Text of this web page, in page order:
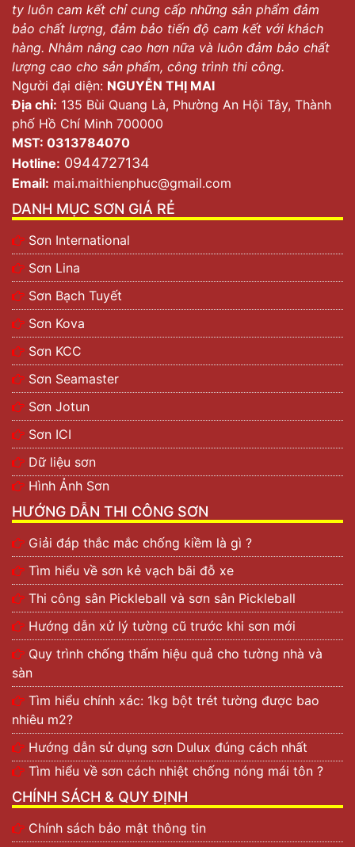
ty luôn cam kết chỉ cung cấp những sản phẩm đảm
bảo chất lượng, đảm bảo tiến độ cam kết với khách
hàng. Nhằm nâng cao hơn nữa và luôn đảm bảo chất
lượng cao cho sản phẩm, công trình thi công.
Người đại diện: NGUYỄN THỊ MAI
Địa chỉ: 135 Bùi Quang Là, Phường An Hội Tây, Thành
phố Hồ Chí Minh 700000
MST: 0313784070
Hotline: 0944727134
Email: mai.maithienphuc@gmail.com
DANH MỤC SƠN GIÁ RẺ
Sơn International
Sơn Lina
Sơn Bạch Tuyết
Sơn Kova
Sơn KCC
Sơn Seamaster
Sơn Jotun
Sơn ICI
Dữ liệu sơn
Hình Ảnh Sơn
HƯỚNG DẪN THI CÔNG SƠN
Giải đáp thắc mắc chống kiềm là gì ?
Tìm hiểu về sơn kẻ vạch bãi đỗ xe
Thi công sân Pickleball và sơn sân Pickleball
Hướng dẫn xử lý tường cũ trước khi sơn mới
Quy trình chống thấm hiệu quả cho tường nhà và
sàn
Tìm hiểu chính xác: 1kg bột trét tường được bao
nhiêu m2?
Hướng dẫn sử dụng sơn Dulux đúng cách nhất
Tìm hiểu về sơn cách nhiệt chống nóng mái tôn ?
CHÍNH SÁCH & QUY ĐỊNH
Chính sách bảo mật thông tin